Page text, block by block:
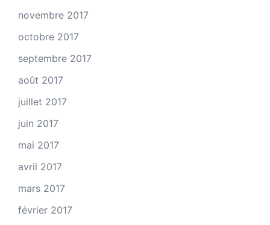
novembre 2017
octobre 2017
septembre 2017
août 2017
juillet 2017
juin 2017
mai 2017
avril 2017
mars 2017
février 2017